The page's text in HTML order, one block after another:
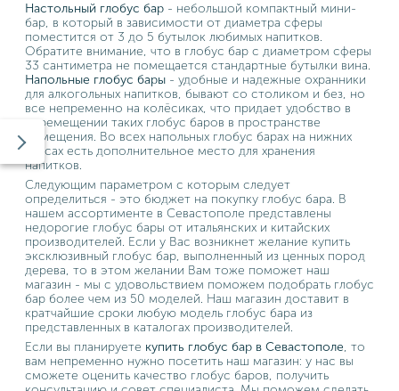
Настольный глобус бар - небольшой компактный мини-
бар, в который в зависимости от диаметра сферы
поместится от 3 до 5 бутылок любимых напитков.
Обратите внимание, что в глобус бар с диаметром сферы
33 сантиметра не помещается стандартные бутылки вина.
Напольные глобус бары - удобные и надежные охранники
для алкогольных напитков, бывают со столиком и без, но
все непременно на колёсиках, что придает удобство в
перемещении таких глобус баров в пространстве
помещения. Во всех напольных глобус барах на нижних
ярусах есть дополнительное место для хранения
напитков.
Следующим параметром с которым следует
определиться - это бюджет на покупку глобус бара. В
нашем ассортименте в Севастополе представлены
недорогие глобус бары от итальянских и китайских
производителей. Если у Вас возникнет желание купить
эксклюзивный глобус бар, выполненный из ценных пород
дерева, то в этом желании Вам тоже поможет наш
магазин - мы с удовольствием поможем подобрать глобус
бар более чем из 50 моделей. Наш магазин доставит в
кратчайшие сроки любую модель глобус бара из
представленных в каталогах производителей.
Если вы планируете купить глобус бар в Севастополе, то
вам непременно нужно посетить наш магазин: у нас вы
сможете оценить качество глобус баров, получить